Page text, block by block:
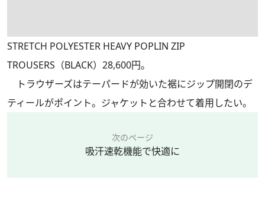
STRETCH POLYESTER HEAVY POPLIN ZIP
TROUSERS（BLACK）28,600円。
トラウザーズはテーパードが効いた裾にジップ開閉のデ
ティールがポイント。ジャケットと合わせて着用したい。
次のページ
吸汗速乾機能で快適に